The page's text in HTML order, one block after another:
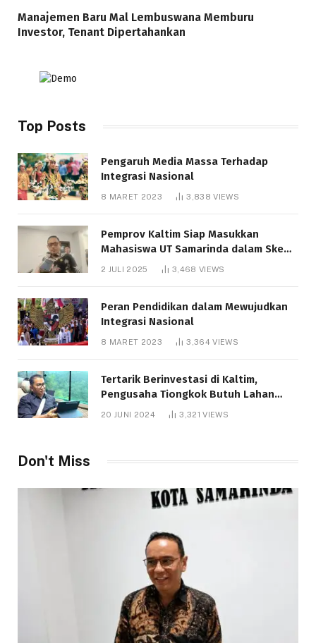
Manajemen Baru Mal Lembuswana Memburu
Investor, Tenant Dipertahankan
Top Posts
Pengaruh Media Massa Terhadap
Integrasi Nasional
8 MARET 2023 3,838VIEWS
Pemprov Kaltim Siap Masukkan
Mahasiswa UT Samarinda dalam Skema
Bantuan Pendidikan Gratispol
2 JULI 2025 3,468 VIEWS
Peran Pendidikan dalam Mewujudkan
Integrasi Nasional
8 MARET 2023 3,364VIEWS
Tertarik Berinvestasi di Kaltim,
Pengusaha Tiongkok Butuh Lahan
1.000 Hektare
20 JUNI 2024 3,321VIEWS
Don't Miss